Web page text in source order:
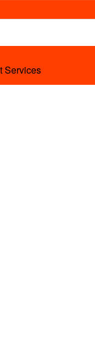
Services